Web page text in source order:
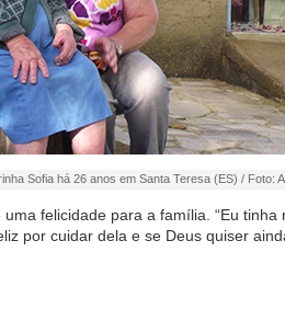
Sofia há 26 anos em Santa Teresa (ES) / Foto:
felicidade para a família. “Eu
por cuidar dela e se Deus quiser